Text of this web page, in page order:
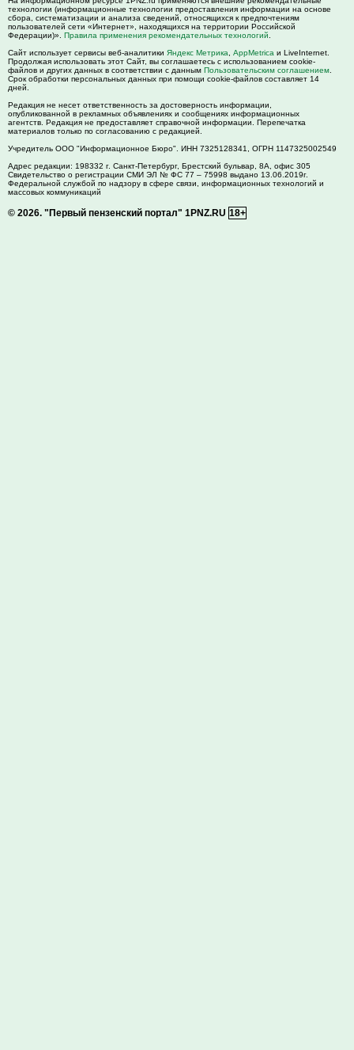
технологии (информационные технологии предоставления информации на основе
сбора, систематизации и анализа сведений, относящихся к предпочтениям
пользователей сети «Интернет», находящихся на территории Российской
Федерации)». Правила применения рекомендательных технологий
Сайт использует сервисы веб-аналитики Яндекс Метрика AppMetrica и LiveInternet.
Продолжая использовать этот Сайт, вы соглашаетесь с использованием cookie-
файлов и других данных в соответствии с данным Пользовательским соглашением
Срок обработки персональных данных при помощи cookie-файлов составляет 14
дней.
Редакция не несет ответственность за достоверность информации,
опубликованной в рекламных объявлениях и сообщениях информационных
агентств. Редакция не предоставляет справочной информации. Перепечатка
материалов только по согласованию с редакцией.
Учредитель ООО "Информационное Бюро". ИНН 7325128341, ОГРН 1147325002549
Адрес редакции: 198332 г. Санкт-Петербург, Брестский бульвар, 8А, офис 305
Свидетельство о регистрации СМИ ЭЛ № ФС 77 – 75998 выдано 13.06.2019г.
Федеральной службой по надзору в сфере связи, информационных технологий и
массовых коммуникаций
© 2026. "Первый пензенский портал" 1PNZ.RU 18+